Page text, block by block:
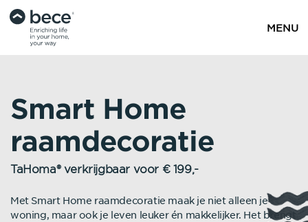
Smart Home
raamdecoratie
TaHoma® verkrijgbaar voor € 199,-
Met Smart Home raamdecoratie maak je niet alleen je
woning, maar ook je leven leuker én makkelijker. Het brengt
MENU